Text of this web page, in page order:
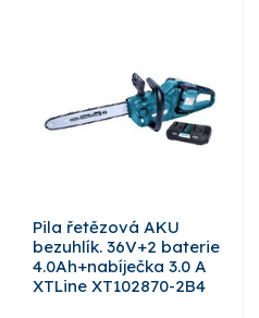
Pila řetězová AKU
bezuhlík. 36V+2 baterie
4.0Ah+nabíječka 3.0 A
XTLine XT102870-2B4